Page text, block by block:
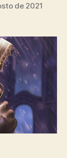
de 2021